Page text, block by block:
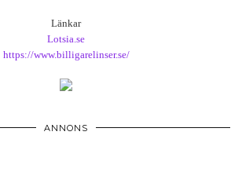
Länkar
Lotsia.se
https://www.billigarelinser.se/
ANNONS